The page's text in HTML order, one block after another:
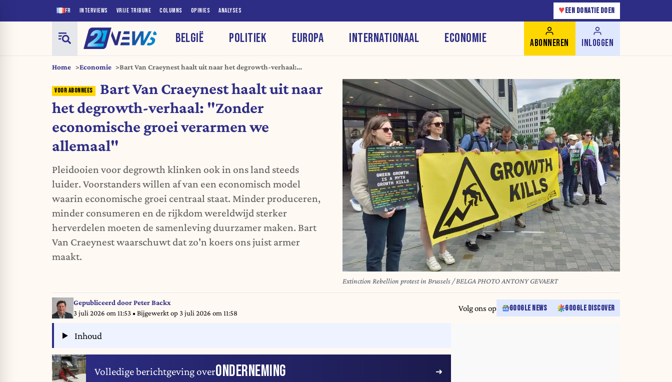
FR INTERVIEWS VRIJE TRIBUNE COLUMNS OPINIES ANALYSES ♥ EEN DONATIE DOEN
BELGIË POLITIEK EUROPA INTERNATIONAAL ECONOMIE ABONNEREN INLOGGEN
Home Economie
Bart Van Craeynest haalt uit naar het degrowth-verhaal:
Bart Van Craeynest haalt uit naar
het degrowth-verhaal: "Zonder
economische groei verarmen we
allemaal"
Pleidooien voor degrowth klinken ook in ons land steeds
luider. Voorstanders willen af van een economisch model
waarin economische groei centraal staat. Minder produceren,
minder consumeren en de rijkdom wereldwijd sterker
herverdelen moeten de samenleving duurzamer maken. Bart
Van Craeynest waarschuwt dat zo'n koers ons juist armer
maakt.
Extinction Rebellion protest in Brussels / BELGA PHOTO ANTONY GEVAERT
Gepubliceerd doorPeter Backx
3 juli 2026 om 11:53• Bijgewerkt op 3 juli 2026 om 11:58
Volg ons op GOOGLE NEWS GOOGLE DISCOVER
Inhoud
Volledige berichtgeving overONDERNEMING